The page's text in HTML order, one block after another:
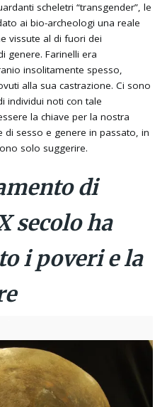
scheletri “transgender”, le
ai bio-archeologi una reale
vissute al di fuori dei
genere. Farinelli era
insolitamente spesso,
alla sua castrazione. Ci sono
individui noti con tale
la chiave per la nostra
sesso e genere in passato, in
solo suggerire.
di
secolo ha
i poveri e la